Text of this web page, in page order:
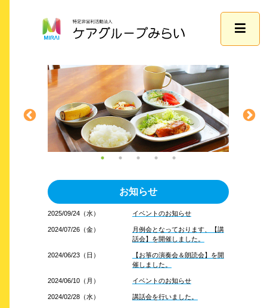
お知らせ
2025/09/24（水） イベントのお知らせ
2024/07/26（金）
月例会となっております、【講
話会】を開催しました。
2024/06/23（日）
【お箏の演奏会＆朗読会】を開
催しました。
2024/06/10（月） イベントのお知らせ
2024/02/28（水） 講話会を行いました。